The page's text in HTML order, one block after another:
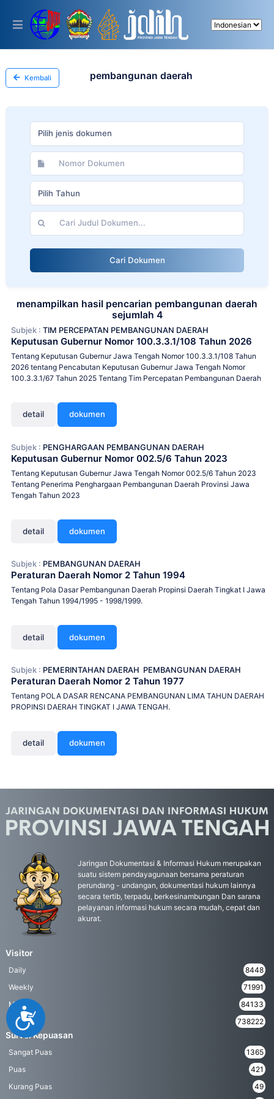
This
includes
accessibility
system.
Accessibility
Kembali pembangunan daerah
Pilih jenis dokumen
Pilih Tahun
Cari Dokumen
menampilkan hasil pencarian pembangunan daerah
sejumlah 4
Subjek : TIM PERCEPATAN PEMBANGUNAN DAERAH
Keputusan Gubernur Nomor 100.3.3.1/108 Tahun 2026
Tentang Keputusan Gubernur Jawa Tengah Nomor 100.3.3.1/108 Tahun
2026 tentang Pencabutan Keputusan Gubernur Jawa Tengah Nomor
100.3.3.1/67 Tahun 2025 Tentang Tim Percepatan Pembangunan Daerah
detail dokumen
Subjek : PENGHARGAAN PEMBANGUNAN DAERAH
Keputusan Gubernur Nomor 002.5/6 Tahun 2023
Tentang Keputusan Gubernur Jawa Tengah Nomor 002.5/6 Tahun 2023
Tentang Penerima Penghargaan Pembangunan Daerah Provinsi Jawa
Tengah Tahun 2023
detail dokumen
Subjek : PEMBANGUNAN DAERAH
Peraturan Daerah Nomor 2 Tahun 1994
Tentang Pola Dasar Pembangunan Daerah Propinsi Daerah Tingkat I Jawa
Tengah Tahun 1994/1995 - 1998/1999.
detail dokumen
Subjek : PEMERINTAHAN DAERAH PEMBANGUNAN DAERAH
Peraturan Daerah Nomor 2 Tahun 1977
Tentang POLA DASAR RENCANA PEMBANGUNAN LIMA TAHUN DAERAH
PROPINSI DAERAH TINGKAT I JAWA TENGAH.
detail dokumen
Jaringan Dokumentasi & Informasi Hukum merupakan
suatu sistem pendayagunaan bersama peraturan
perundang - undangan, dokumentasi hukum lainnya
secara tertib, terpadu, berkesinambungan Dan sarana
pelayanan informasi hukum secara mudah, cepat dan
akurat.
Visitor
Daily
8448
Weekly
71991
Monthly
84133
Yearly
738222
Survei Kepuasan
Sangat Puas
1365
Puas
421
Kurang Puas
49